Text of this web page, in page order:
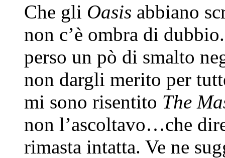
Che gli Oasis abbiano
non c’è ombra di
perso un pò di smalto
non dargli merito per
mi sono risentito The
non l’ascoltavo…che
rimasta intatta. Ve ne